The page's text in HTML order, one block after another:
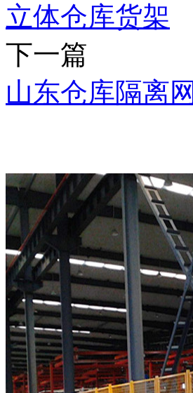
立体仓库货架
下一篇
山东仓库隔离网